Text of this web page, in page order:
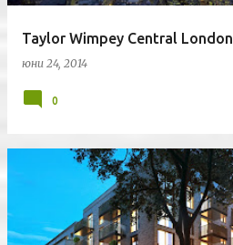
Taylor Wimpey Central London
юни 24, 2014
0